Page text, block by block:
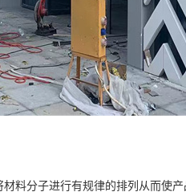
料分子进行有规律的排列从而使